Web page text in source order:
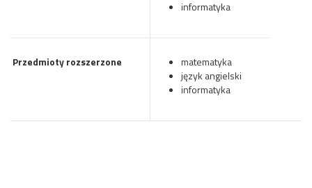
informatyka
Przedmioty rozszerzone
matematyka
język angielski
informatyka